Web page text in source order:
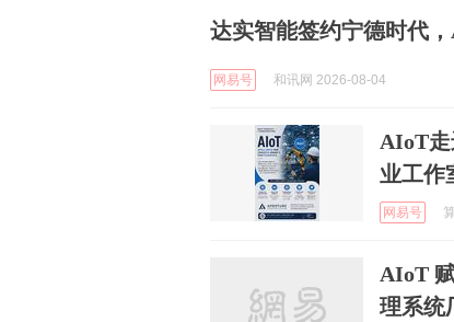
达实智能签约宁德时代
网易号 和讯网 2026-08-04
AIoT走
业工作
网易号
AIoT
理系统